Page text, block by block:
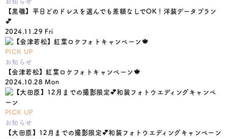
お知らせ
【黒磯】平日どのドレスを選んでも差額なしでOK！洋装データプラン
💕
2024.11.29 Fri
PICK UP
お知らせ
【会津若松】紅葉ロケフォトキャンペーン🍁
2024.10.28 Mon
PICK UP
お知らせ
【大田原】12月までの撮影限定💕和装フォトウエディングキャンペーン